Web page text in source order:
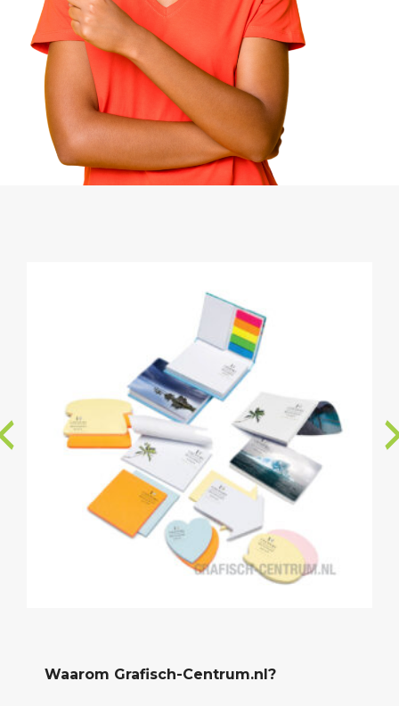
Waarom Grafisch-Centrum.nl?